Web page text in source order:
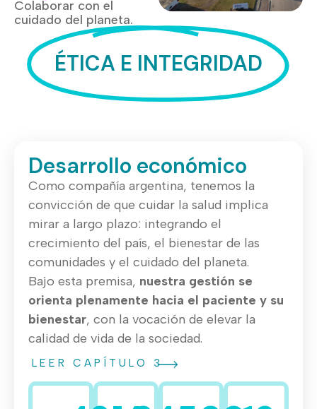
Colaborar con el
cuidado del planeta.
ÉTICA E INTEGRIDAD
Desarrollo económico
Como compañía argentina, tenemos la
convicción de que cuidar la salud implica
mirar a largo plazo: integrando el
crecimiento del país, el bienestar de las
comunidades y el cuidado del planeta.
Bajo esta premisa, nuestra gestión se
orienta plenamente hacia el paciente y su
bienestar, con la vocación de elevar la
calidad de vida de la sociedad.
LEER CAPÍTULO 3